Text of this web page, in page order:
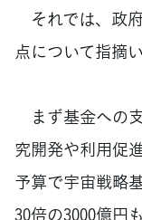
それでは、政
点について指摘
まず基金への
究開発や利用促
予算で宇宙戦略
30倍の3000億円